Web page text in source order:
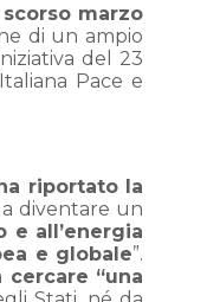
marzo
di un ampio
del 23
Pace e
riportato la
a diventare un
e all’energia
e globale”.
cercare “una